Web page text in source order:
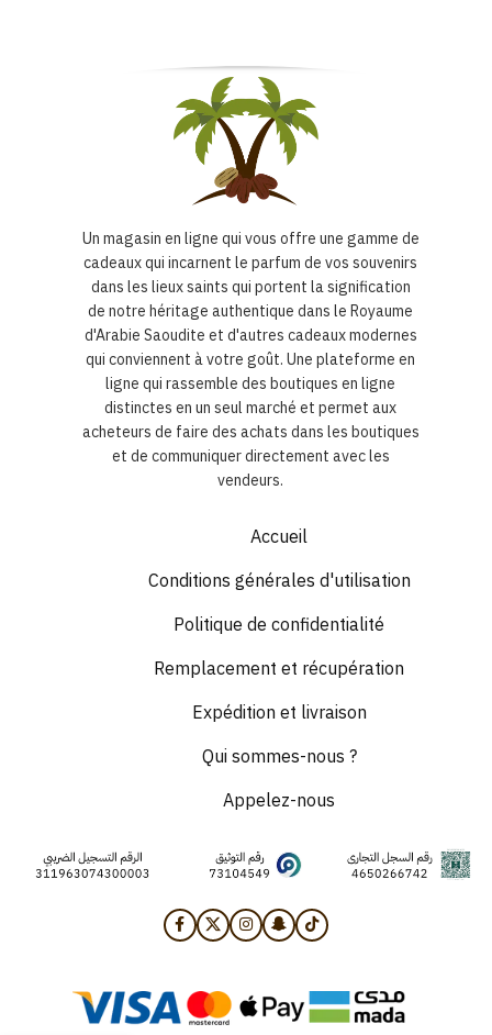
Un magasin en ligne qui vous offre une gamme de
cadeaux qui incarnent le parfum de vos souvenirs
dans les lieux saints qui portent la signification
de notre héritage authentique dans le Royaume
d'Arabie Saoudite et d'autres cadeaux modernes
qui conviennent à votre goût. Une plateforme en
ligne qui rassemble des boutiques en ligne
distinctes en un seul marché et permet aux
acheteurs de faire des achats dans les boutiques
et de communiquer directement avec les
vendeurs.
Accueil
Conditions générales d'utilisation
Politique de confidentialité
Remplacement et récupération
Expédition et livraison
Qui sommes-nous ?
Appelez-nous